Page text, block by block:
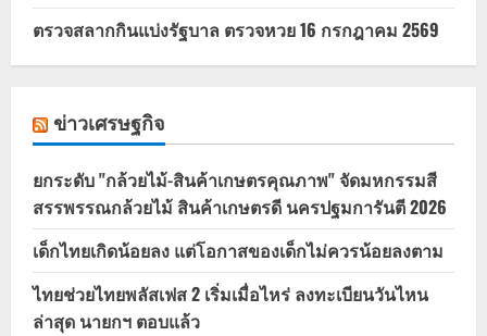
ตรวจสลากกินแบ่งรัฐบาล ตรวจหวย 16 กรกฎาคม 2569
ข่าวเศรษฐกิจ
ยกระดับ "กล้วยไม้-สินค้าเกษตรคุณภาพ" จัดมหกรรมสี
สรรพรรณกล้วยไม้ สินค้าเกษตรดี นครปฐมการันตี 2026
เด็กไทยเกิดน้อยลง แต่โอกาสของเด็กไม่ควรน้อยลงตาม
ไทยช่วยไทยพลัสเฟส 2 เริ่มเมื่อไหร่ ลงทะเบียนวันไหน
ล่าสุด นายกฯ ตอบแล้ว